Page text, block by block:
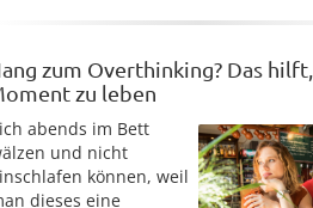
zum Overthinking? Das
zu leben
abends im Bett
und nicht
können, weil
dieses eine